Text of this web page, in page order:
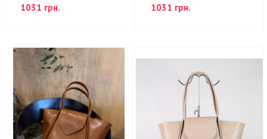
1031 грн. 1031 грн.